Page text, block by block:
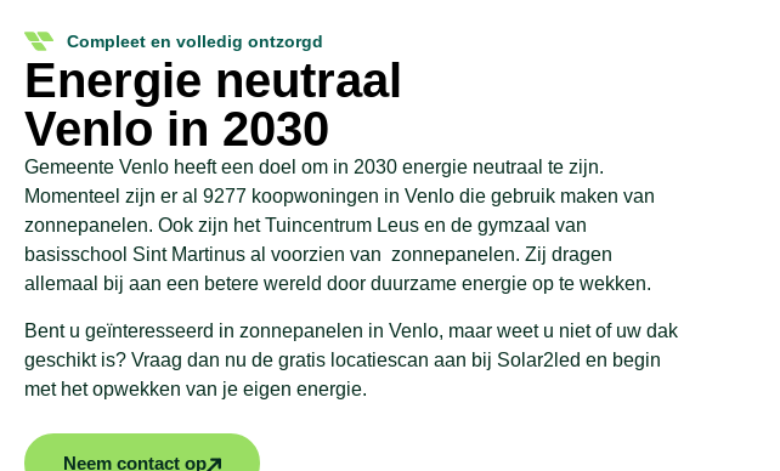
Compleet en volledig ontzorgd
Energie neutraal
Venlo in 2030
Gemeente Venlo heeft een doel om in 2030 energie neutraal te zijn.
Momenteel zijn er al 9277 koopwoningen in Venlo die gebruik maken van
zonnepanelen. Ook zijn het Tuincentrum Leus en de gymzaal van
basisschool Sint Martinus al voorzien van zonnepanelen. Zij dragen
allemaal bij aan een betere wereld door duurzame energie op te wekken.
Bent u geïnteresseerd in zonnepanelen in Venlo, maar weet u niet of uw dak
geschikt is? Vraag dan nu de gratis locatiescan aan bij Solar2led en begin
met het opwekken van je eigen energie.
Neem contact op